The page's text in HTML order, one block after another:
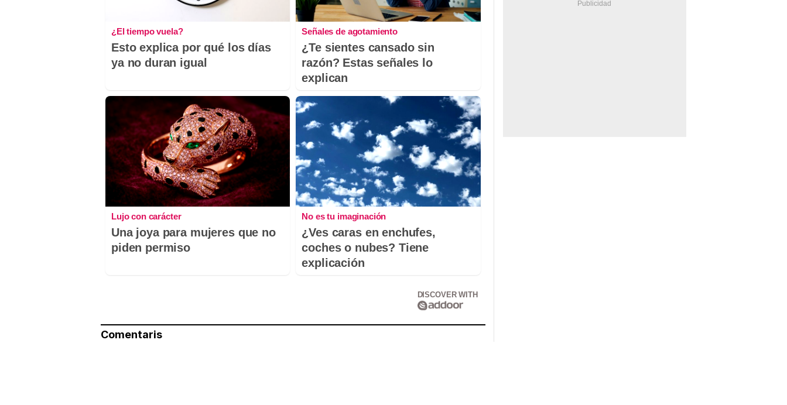
¿El tiempo vuela?
Esto explica por qué los días
ya no duran igual
Señales de agotamiento
¿Te sientes cansado sin
razón? Estas señales lo
explican
Lujo con carácter
Una joya para mujeres que no
piden permiso
No es tu imaginación
¿Ves caras en enchufes,
coches o nubes? Tiene
explicación
DISCOVER WITH
Comentaris